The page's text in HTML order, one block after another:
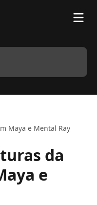
Maya e Mental Ray
da
e